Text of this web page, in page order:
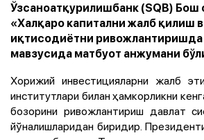
Ўзсаноатқурилишбанк (SQB)
«Халқаро капитални жалб қилиш
иқтисодиётни ривожлантиришда
мавзусида матбуот анжумани
Хорижий инвестицияларни жалб
институтлари билан ҳамкорликни
бозорини ривожлантириш давлат
йўналишларидан биридир.